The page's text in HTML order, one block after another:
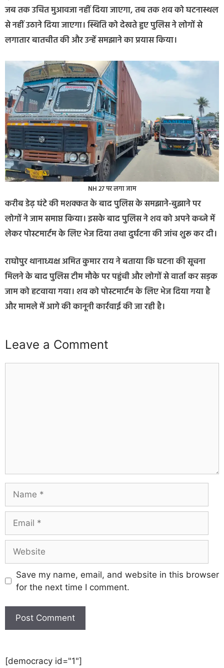
जब तक उचित मुआवजा नहीं दिया जाएगा, तब तक शव को घटनास्थल
से नहीं उठाने दिया जाएगा। स्थिति को देखते हुए पुलिस ने लोगों से
लगातार बातचीत की और उन्हें समझाने का प्रयास किया।
NH 27 पर लगा जाम
करीब डेढ़ घंटे की मशक्कत के बाद पुलिस के समझाने-बुझाने पर
लोगों ने जाम समाप्त किया। इसके बाद पुलिस ने शव को अपने कब्जे में
लेकर पोस्टमार्टम के लिए भेज दिया तथा दुर्घटना की जांच शुरू कर दी।
राघोपुर थानाध्यक्ष अमित कुमार राय ने बताया कि घटना की सूचना
मिलने के बाद पुलिस टीम मौके पर पहुंची और लोगों से वार्ता कर सड़क
जाम को हटवाया गया। शव को पोस्टमार्टम के लिए भेज दिया गया है
और मामले में आगे की कानूनी कार्रवाई की जा रही है।
Leave a Comment
Save my name, email, and website in this browser
for the next time I comment.
[democracy id="1"]